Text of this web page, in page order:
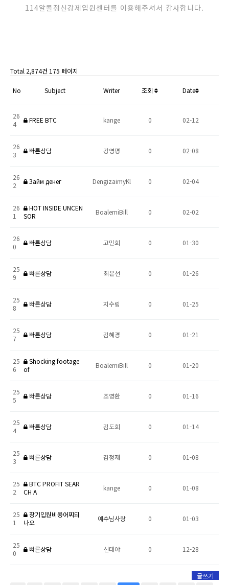
114알콜정신강제입원센터를 이용해주셔서 감사합니다.
Total 2,874건 175 페이지
No Subject Writer 조회 Date
26
4
FREE BTC kange 0 02-12
26
3
빠른상담 강영평 0 02-08
26
2
Займ денег DengizaimyKl 0 02-04
26
1
HOT INSIDE UNCEN
SOR
BoalemiBill 0 02-02
26
0
빠른상담 고민희 0 01-30
25
9
빠른상담 최은선 0 01-26
25
8
빠른상담 지수림 0 01-25
25
7
빠른상담 김혜경 0 01-21
25
6
Shocking footage
of
BoalemiBill 0 01-20
25
5
빠른상담 조영환 0 01-16
25
4
빠른상담 김도희 0 01-14
25
3
빠른상담 김정재 0 01-08
25
2
BTC PROFIT SEAR
CH A
kange 0 01-08
25
1
장기입원비용어찌되
나요
예수님사랑 0 01-03
25
0
빠른상담 신태야 0 12-28
글쓰기